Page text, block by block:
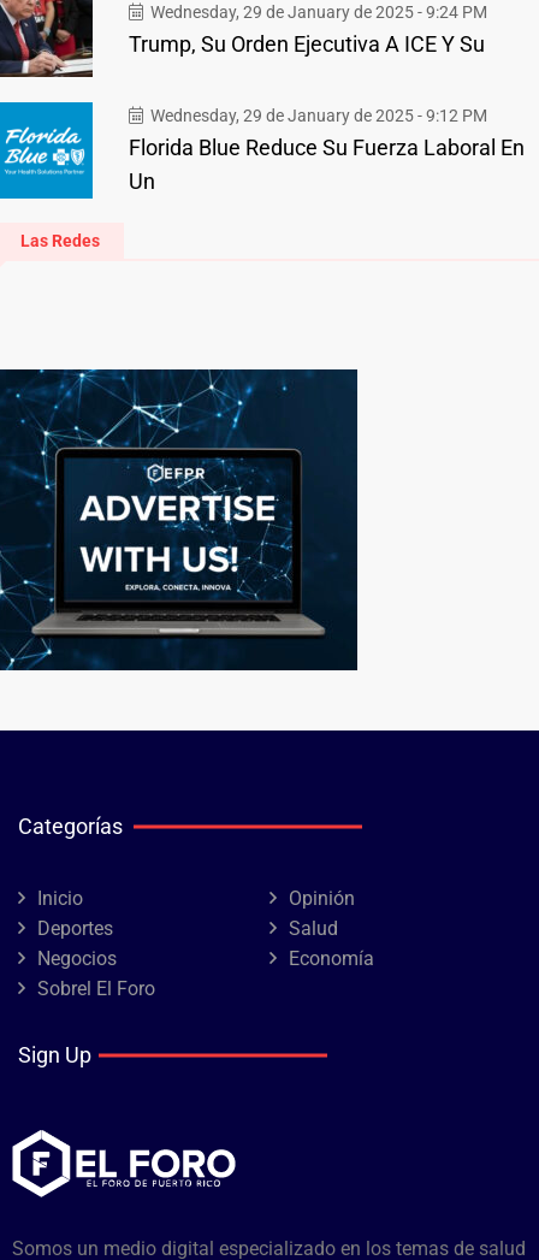
Wednesday, 29 de January de 2025 - 9:24 PM
Trump, Su Orden Ejecutiva A ICE Y Su
Wednesday, 29 de January de 2025 - 9:12 PM
Florida Blue Reduce Su Fuerza Laboral En
Un
Las Redes
Categorías
Inicio
Opinión
Deportes
Salud
Negocios
Economía
Sobrel El Foro
Sign Up
Somos un medio digital especializado en los temas de salud